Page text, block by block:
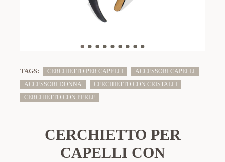
TAGS: CERCHIETTO PER CAPELLI
ACCESSORI CAPELLI
ACCESSORI DONNA
CERCHIETTO CON CRISTALLI
CERCHIETTO CON PERLE
CERCHIETTO PER
CAPELLI CON